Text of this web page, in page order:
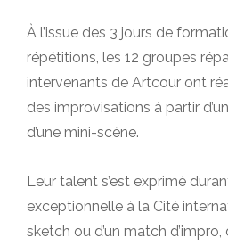
À l’issue des 3 jours de
répétitions, les 12 groupes
intervenants de Artcour ont
des improvisations à partir
d’une mini-scène.
Leur talent s’est exprimé
exceptionnelle à la Cité
sketch ou d’un match d’impro,